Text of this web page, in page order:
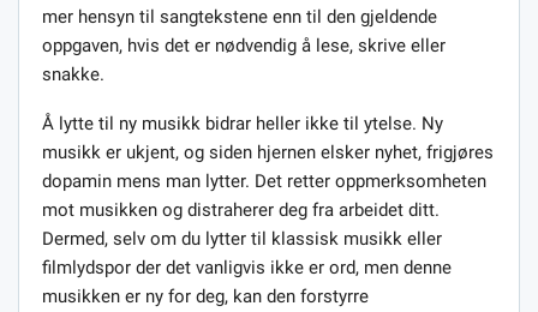
mer hensyn til sangtekstene enn til den gjeldende
oppgaven, hvis det er nødvendig å lese, skrive eller
snakke.
Å lytte til ny musikk bidrar heller ikke til ytelse. Ny
musikk er ukjent, og siden hjernen elsker nyhet, frigjøres
dopamin mens man lytter. Det retter oppmerksomheten
mot musikken og distraherer deg fra arbeidet ditt.
Dermed, selv om du lytter til klassisk musikk eller
filmlydspor der det vanligvis ikke er ord, men denne
musikken er ny for deg, kan den forstyrre